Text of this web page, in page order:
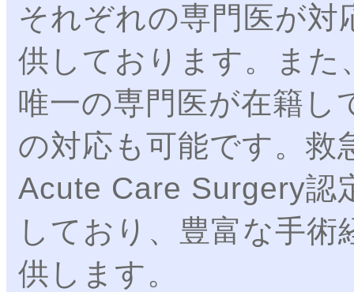
それぞれの専門医が対
供しております。また
唯一の専門医が在籍し
の対応も可能です。救
Acute Care Surgery認
しており、豊富な手
供します。